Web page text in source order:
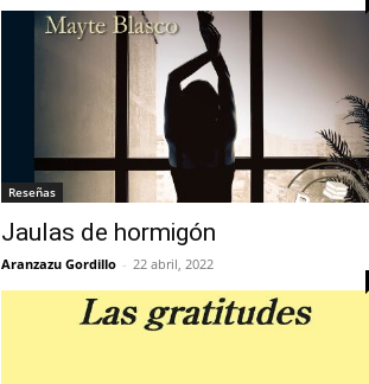
Reseñas
Jaulas de hormigón
Aranzazu Gordillo - 22 abril, 2022